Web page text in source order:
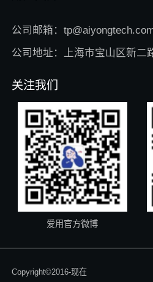
公司邮箱：
公司地址：上海市宝山区新二
关注我们
爱用官方微博
Copyright©2016-现在